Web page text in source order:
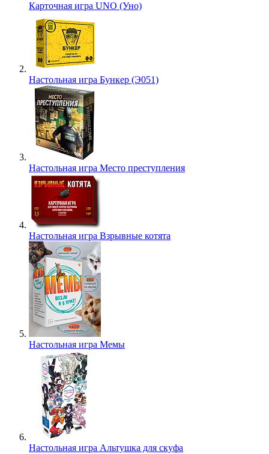
Карточная игра UNO (Уно)
Настольная игра Бункер (Э051)
Настольная игра Место преступления
Настольная игра Взрывные котята
Настольная игра Мемы
Настольная игра Альтушка для скуфа